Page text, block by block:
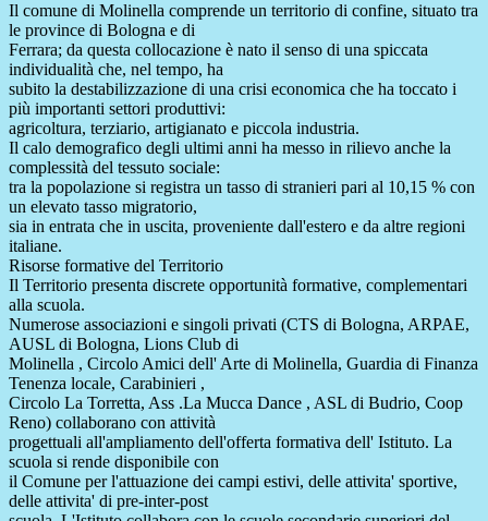
Il comune di Molinella comprende un territorio di confine, situato tra
le province di Bologna e di
Ferrara; da questa collocazione è nato il senso di una spiccata
individualità che, nel tempo, ha
subito la destabilizzazione di una crisi economica che ha toccato i
più importanti settori produttivi:
agricoltura, terziario, artigianato e piccola industria.
Il calo demografico degli ultimi anni ha messo in rilievo anche la
complessità del tessuto sociale:
tra la popolazione si registra un tasso di stranieri pari al 10,15 % con
un elevato tasso migratorio,
sia in entrata che in uscita, proveniente dall'estero e da altre regioni
italiane.
Risorse formative del Territorio
Il Territorio presenta discrete opportunità formative, complementari
alla scuola.
Numerose associazioni e singoli privati (CTS di Bologna, ARPAE,
AUSL di Bologna, Lions Club di
Molinella , Circolo Amici dell' Arte di Molinella, Guardia di Finanza
Tenenza locale, Carabinieri ,
Circolo La Torretta, Ass .La Mucca Dance , ASL di Budrio, Coop
Reno) collaborano con attività
progettuali all'ampliamento dell'offerta formativa dell' Istituto. La
scuola si rende disponibile con
il Comune per l'attuazione dei campi estivi, delle attivita' sportive,
delle attivita' di pre-inter-post